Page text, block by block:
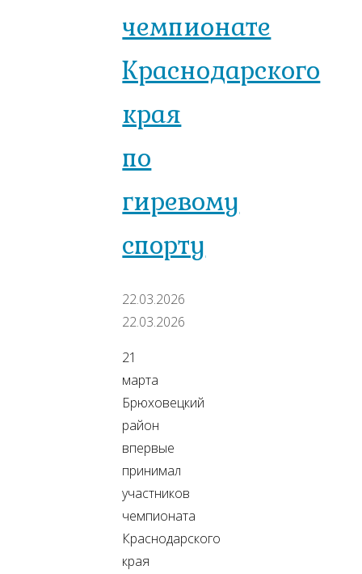
чемпионате
Краснодарского
края
по
гиревому
спорту
22.03.2026
22.03.2026
21
марта
Брюховецкий
район
впервые
принимал
участников
чемпионата
Краснодарского
края